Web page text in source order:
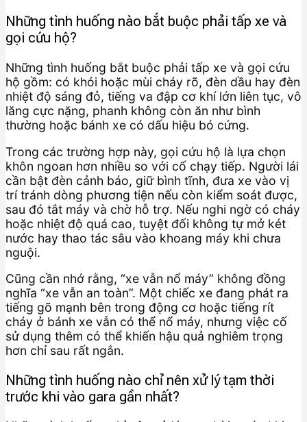
Những tình huống nào bắt buộc phải tấp xe và
gọi cứu hộ?
Những tình huống bắt buộc phải tấp xe và gọi cứu
hộ gồm: có khói hoặc mùi cháy rõ, đèn dầu hay đèn
nhiệt độ sáng đỏ, tiếng va đập cơ khí lớn liên tục, vô
lăng cực nặng, phanh không còn ăn như bình
thường hoặc bánh xe có dấu hiệu bó cứng.
Trong các trường hợp này, gọi cứu hộ là lựa chọn
khôn ngoan hơn nhiều so với cố chạy tiếp. Người lái
cần bật đèn cảnh báo, giữ bình tĩnh, đưa xe vào vị
trí tránh dòng phương tiện nếu còn kiểm soát được,
sau đó tắt máy và chờ hỗ trợ. Nếu nghi ngờ có cháy
hoặc nhiệt độ quá cao, tuyệt đối không tự mở két
nước hay thao tác sâu vào khoang máy khi chưa
nguội.
Cũng cần nhớ rằng, “xe vẫn nổ máy” không đồng
nghĩa “xe vẫn an toàn”. Một chiếc xe đang phát ra
tiếng gõ mạnh bên trong động cơ hoặc tiếng rít
cháy ở bánh xe vẫn có thể nổ máy, nhưng việc cố
sử dụng thêm có thể khiến hậu quả nghiêm trọng
hơn chỉ sau rất ngắn.
Những tình huống nào chỉ nên xử lý tạm thời
trước khi vào gara gần nhất?